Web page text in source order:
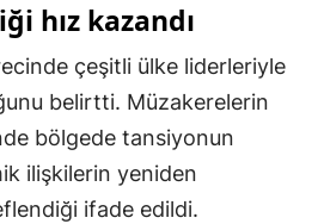
Trabzon
Tunceli
Şanlıurfa
hız kazandı
çeşitli ülke liderleriyle
belirtti. Müzakerelerin
bölgede tansiyonun
ilişkilerin yeniden
ifade edildi.